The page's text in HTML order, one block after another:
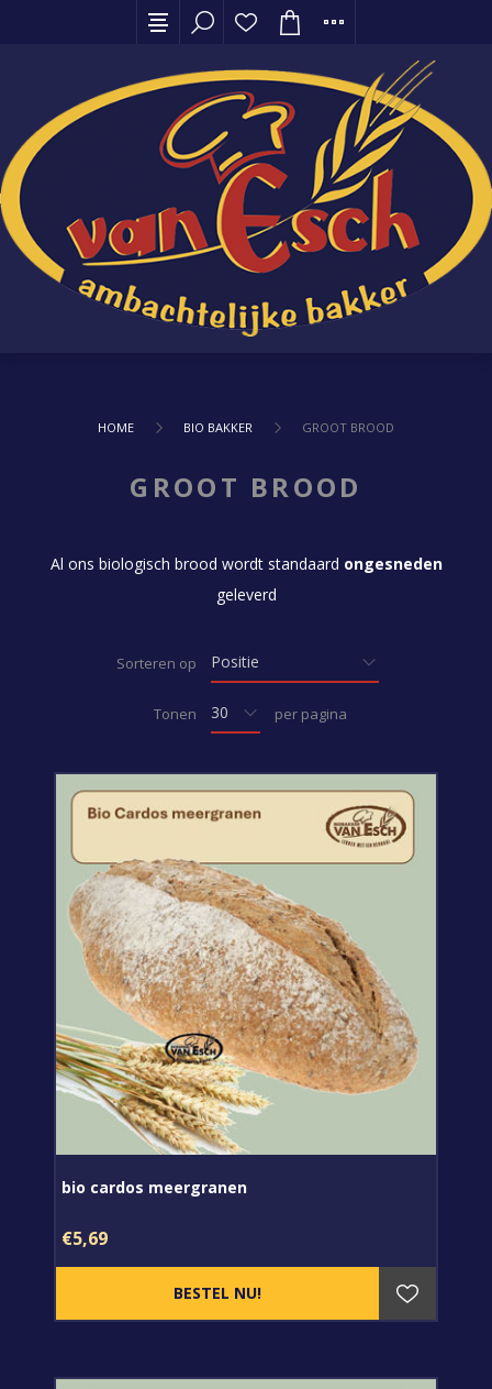
HOME BIO BAKKER GROOT BROOD
GROOT BROOD
Al ons biologisch brood wordt standaard ongesneden
geleverd
Sorteren op
Tonen per pagina
bio cardos meergranen
€5,69